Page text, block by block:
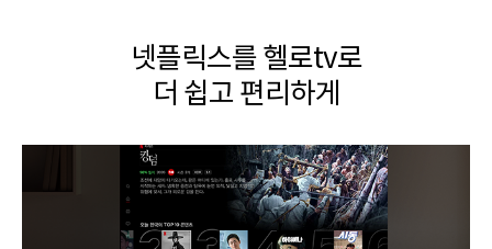
넷플릭스를 헬로tv로
더 쉽고 편리하게